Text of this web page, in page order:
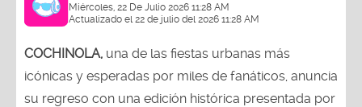
Miércoles, 22 De Julio 2026 11:28 AM
Actualizado el 22 de julio del 2026 11:28 AM
COCHINOLA, una de las fiestas urbanas más
icónicas y esperadas por miles de fanáticos, anuncia
su regreso con una edición histórica presentada por